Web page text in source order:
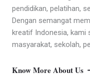
pendidikan, pelatihan,
Dengan semangat
kreatif Indonesia, kami
masyarakat, sekolah,
Know More About Us